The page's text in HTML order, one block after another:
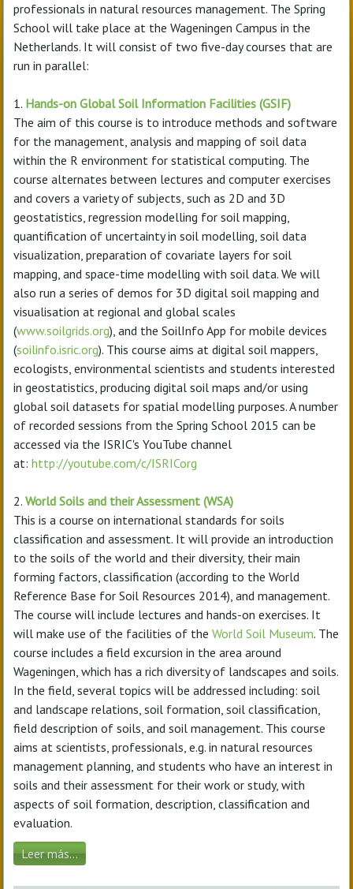
professionals in natural resources management. The Spring
School will take place at the Wageningen Campus in the
Netherlands. It will consist of two five-day courses that are
run in parallel:
1. Hands-on Global Soil Information Facilities (GSIF)
The aim of this course is to introduce methods and software
for the management, analysis and mapping of soil data
within the R environment for statistical computing. The
course alternates between lectures and computer exercises
and covers a variety of subjects, such as 2D and 3D
geostatistics, regression modelling for soil mapping,
quantification of uncertainty in soil modelling, soil data
visualization, preparation of covariate layers for soil
mapping, and space-time modelling with soil data. We will
also run a series of demos for 3D digital soil mapping and
visualisation at regional and global scales
(www.soilgrids.org), and the SoilInfo App for mobile devices
(soilinfo.isric.org). This course aims at digital soil mappers,
ecologists, environmental scientists and students interested
in geostatistics, producing digital soil maps and/or using
global soil datasets for spatial modelling purposes. A number
of recorded sessions from the Spring School 2015 can be
accessed via the ISRIC's YouTube channel
at:http://youtube.com/c/ISRICorg
2.World Soils and their Assessment (WSA)
This is a course on international standards for soils
classification and assessment. It will provide an introduction
to the soils of the world and their diversity, their main
forming factors, classification (according to the World
Reference Base for Soil Resources 2014), and management.
The course will include lectures and hands-on exercises. It
will make use of the facilities of theWorld Soil Museum. The
course includes a field excursion in the area around
Wageningen, which has a rich diversity of landscapes and soils.
In the field, several topics will be addressed including: soil
and landscape relations, soil formation, soil classification,
field description of soils, and soil management. This course
aims at scientists, professionals, e.g. in natural resources
management planning, and students who have an interest in
soils and their assessment for their work or study, with
aspects of soil formation, description, classification and
evaluation.
Leer más...